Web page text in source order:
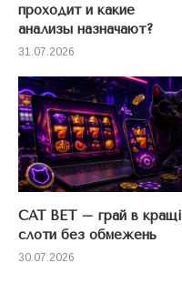
проходит и какие
анализы назначают?
31.07.2026
CAT BET – грай в кращі
слоти без обмежень
30.07.2026